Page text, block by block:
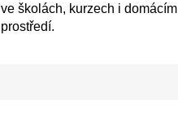
ve školách, kurzech i domácím
prostředí.